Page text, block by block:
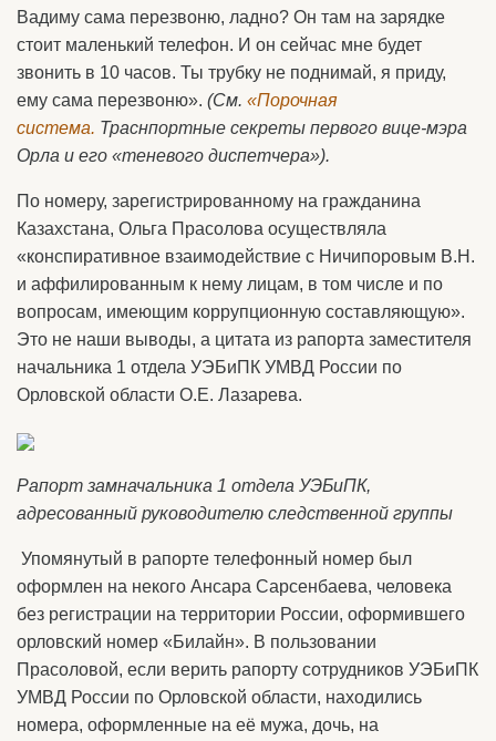
Вадиму сама перезвоню, ладно? Он там на зарядке
стоит маленький телефон. И он сейчас мне будет
звонить в 10 часов. Ты трубку не поднимай, я приду,
ему сама перезвоню». (См. «Порочная
система. Траснпортные секреты первого вице-мэра
Орла и его «теневого диспетчера»).
По номеру, зарегистрированному на гражданина
Казахстана, Ольга Прасолова осуществляла
«конспиративное взаимодействие с Ничипоровым В.Н.
и аффилированным к нему лицам, в том числе и по
вопросам, имеющим коррупционную составляющую».
Это не наши выводы, а цитата из рапорта заместителя
начальника 1 отдела УЭБиПК УМВД России по
Орловской области О.Е. Лазарева.
Рапорт замначальника 1 отдела УЭБиПК,
адресованный руководителю следственной группы
Упомянутый в рапорте телефонный номер был
оформлен на некого Ансара Сарсенбаева, человека
без регистрации на территории России, оформившего
орловский номер «Билайн». В пользовании
Прасоловой, если верить рапорту сотрудников УЭБиПК
УМВД России по Орловской области, находились
номера, оформленные на её мужа, дочь, на